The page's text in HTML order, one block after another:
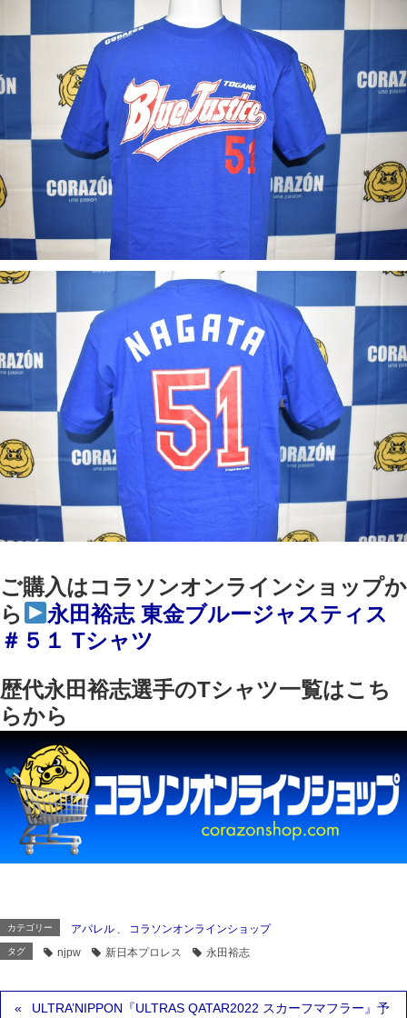
ご購入はコラソンオンラインショップか
ら
永田裕志 東金ブルージャスティス
＃５１ Tシャツ
歴代永田裕志選手のTシャツ一覧はこち
らから
カテゴリー アパレル 、 コラソンオンラインショップ
タグ njpw 新日本プロレス 永田裕志
ULTRA’NIPPON『ULTRAS QATAR2022 スカーフマフラー』予